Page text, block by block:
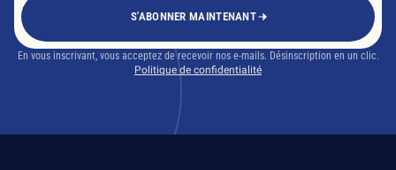
S'ABONNER MAINTENANT
En vous inscrivant, vous acceptez de recevoir nos e-mails. Désinscription en un clic.
Politique de confidentialité